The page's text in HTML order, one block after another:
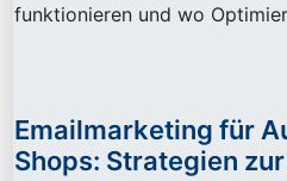
funktionieren und wo
Emailmarketing für
Shops: Strategien